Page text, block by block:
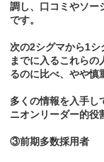
調し、口コミやソー
です。
次の2シグマから1
までに入るこれらの
るのに比べ、やや慎
多くの情報を入手し
ニオンリーダー的役
③前期多数採用者